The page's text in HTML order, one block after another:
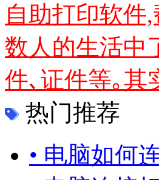
自助打印软件
数人的生活中
件､证件等｡其
热门推荐
• 电脑如何